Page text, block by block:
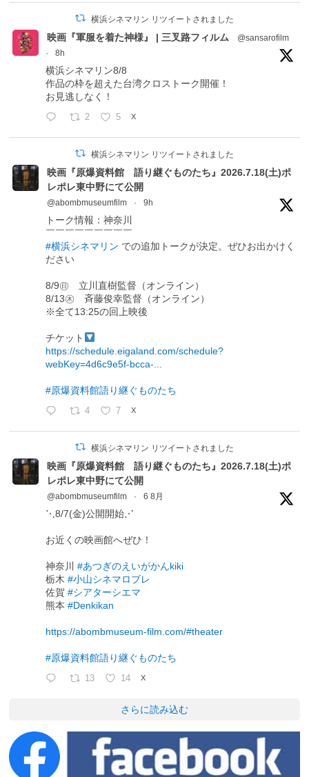
横浜シネマリン リツイートされました
映画『軍服を着た神様』 | 三叉路フィルム
@sansarofilm
·
8h
横浜シネマリン8/8
作品の枠を超えた台湾クロストーク開催！
お見逃しなく！
2 5 X
横浜シネマリン リツイートされました
映画『原爆資料館 語り継ぐものたち』2026.7.18(土)ポ
レポレ東中野にて公開
@abombmuseumfilm · 9h
トーク情報：神奈川
￣￣￣￣￣￣￣￣￣
#横浜シネマリン での追加トークが決定。ぜひお出かけく
ださい
8/9㊐ 立川直樹監督（オンライン）
8/13㊍ 斉藤俊幸監督（オンライン）
※全て13:25の回上映後
チケット
https://schedule.eigaland.com/schedule?
webKey=4d6c9e5f-bcca-...
#原爆資料館語り継ぐものたち
4 7 X
横浜シネマリン リツイートされました
映画『原爆資料館 語り継ぐものたち』2026.7.18(土)ポ
レポレ東中野にて公開
@abombmuseumfilm · 6 8月
⋱8/7(金)公開開始⋰
お近くの映画館へぜひ！
神奈川#あつぎのえいがかんkiki
栃木#小山シネマロブレ
佐賀#シアターシエマ
熊本#Denkikan
https://abombmuseum-film.com/#theater
#原爆資料館語り継ぐものたち
13 14 X
さらに読み込む